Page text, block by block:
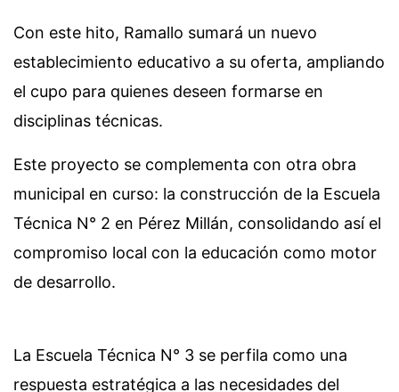
Con este hito, Ramallo sumará un nuevo
establecimiento educativo a su oferta, ampliando
el cupo para quienes deseen formarse en
disciplinas técnicas.
Este proyecto se complementa con otra obra
municipal en curso: la construcción de la Escuela
Técnica N° 2 en Pérez Millán, consolidando así el
compromiso local con la educación como motor
de desarrollo.
La Escuela Técnica N° 3 se perfila como una
respuesta estratégica a las necesidades del